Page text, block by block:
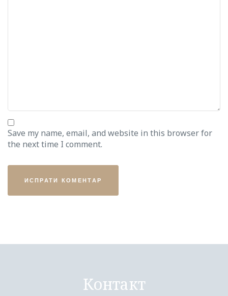
Save my name, email, and website in this browser for
the next time I comment.
Контакт